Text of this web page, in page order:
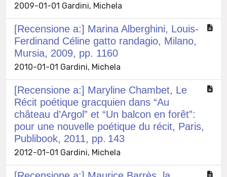
2009-01-01 Gardini, Michela
[Recensione a:] Marina Alberghini, Louis-
Ferdinand Céline gatto randagio, Milano,
Mursia, 2009, pp. 1160
2010-01-01 Gardini, Michela
[Recensione a:] Maryline Chambet, Le
Récit poétique gracquien dans “Au
château d’Argol” et “Un balcon en forêt”:
pour une nouvelle poétique du récit, Paris,
Publibook, 2011, pp. 143
2012-01-01 Gardini, Michela